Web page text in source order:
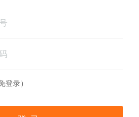
登录）